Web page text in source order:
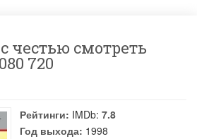
честью смотреть
720
Рейтинги: IMDb: 7.8
Год выхода: 1998